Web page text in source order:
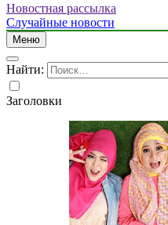
Новостная рассылка
Случайные новости
Меню
Найти:
Заголовки